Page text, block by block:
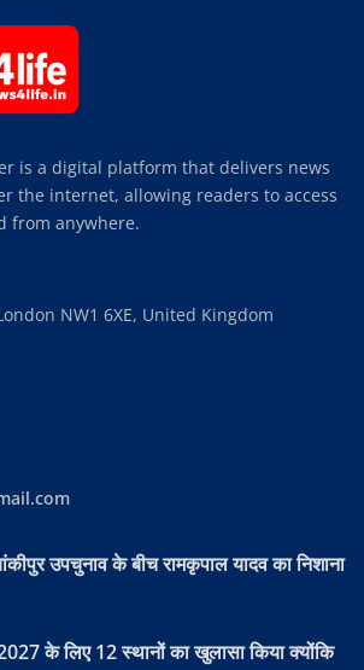
is a digital platform that delivers news
the internet, allowing readers to access
from anywhere.
NW1 6XE, United Kingdom
उपचुनाव के बीच रामकृपाल यादव का निशाना
के लिए 12 स्थानों का खुलासा किया क्योंकि